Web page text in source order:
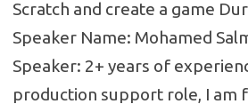
Scratch and create a game
Speaker Name: Mohamed
Speaker: 2+ years of
production support role, I am